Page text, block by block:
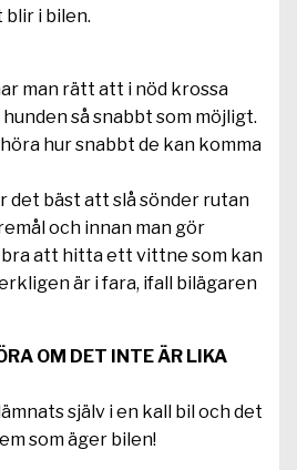
i bilen.
man rätt att i nöd krossa
så snabbt som möjligt.
hur snabbt de kan komma
det bäst att slå sönder rutan
och innan man gör
att hitta ett vittne som kan
är i fara, ifall bilägaren
OM DET INTE ÄR LIKA
själv i en kall bil och det
som äger bilen!